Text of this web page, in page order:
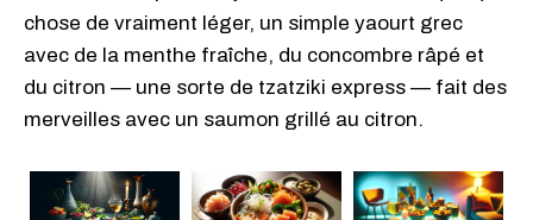
chose de vraiment léger, un simple yaourt grec
avec de la menthe fraîche, du concombre râpé et
du citron — une sorte de tzatziki express — fait des
merveilles avec un saumon grillé au citron.